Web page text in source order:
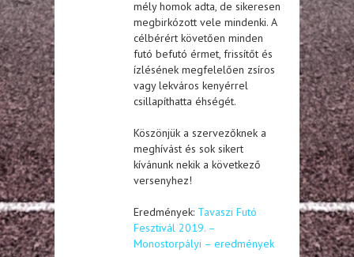
mély homok adta, de sikeresen
megbirkózott vele mindenki. A
célbérért követően minden
futó befutó érmet, frissítőt és
ízlésének megfelelően zsíros
vagy lekváros kenyérrel
csillapíthatta éhségét.
Köszönjük a szervezőknek a
meghívást és sok sikert
kívánunk nekik a következő
versenyhez!
Eredmények: Tavaszi Futó
Fesztivál 2019. –
Monostorpályi – eredmények